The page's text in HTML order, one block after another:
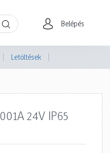
Belépés
Letöltések
24V IP65